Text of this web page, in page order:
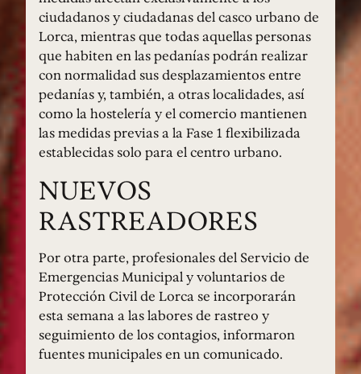
ciudadanos y ciudadanas del casco urbano de
Lorca, mientras que todas aquellas personas
que habiten en las pedanías podrán realizar
con normalidad sus desplazamientos entre
pedanías y, también, a otras localidades, así
como la hostelería y el comercio mantienen
las medidas previas a la Fase 1 flexibilizada
establecidas solo para el centro urbano.
NUEVOS
RASTREADORES
Por otra parte, profesionales del Servicio de
Emergencias Municipal y voluntarios de
Protección Civil de Lorca se incorporarán
esta semana a las labores de rastreo y
seguimiento de los contagios, informaron
fuentes municipales en un comunicado.